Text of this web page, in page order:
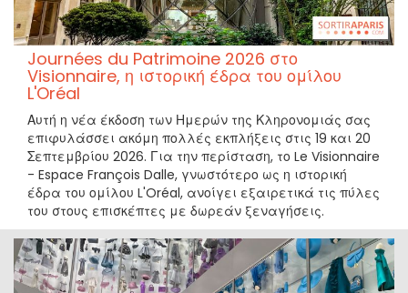
Journées du Patrimoine 2026 στο
Visionnaire, η ιστορική έδρα του ομίλου
L'Oréal
Αυτή η νέα έκδοση των Ημερών της Κληρονομιάς σας
επιφυλάσσει ακόμη πολλές εκπλήξεις στις 19 και 20
Σεπτεμβρίου 2026. Για την περίσταση, το Le Visionnaire
- Espace François Dalle, γνωστότερο ως η ιστορική
έδρα του ομίλου L'Oréal, ανοίγει εξαιρετικά τις πύλες
του στους επισκέπτες με δωρεάν ξεναγήσεις.